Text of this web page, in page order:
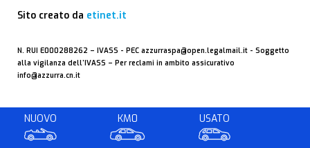
NUOVO KM0 USATO
Sito creato da etinet.it
N. RUI E000288262 – IVASS - PEC azzurraspa@open.legalmail.it - Soggetto
alla vigilanza dell’IVASS – Per reclami in ambito assicurativo
info@azzurra.cn.it